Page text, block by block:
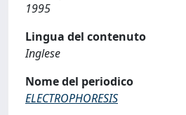
1995
Lingua del contenuto
Inglese
Nome del periodico
ELECTROPHORESIS